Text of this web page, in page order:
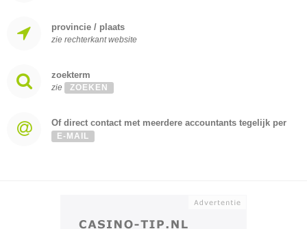
provincie / plaats
zie rechterkant website
zoekterm
zie ZOEKEN
Of direct contact met meerdere accountants tegelijk per
E-MAIL